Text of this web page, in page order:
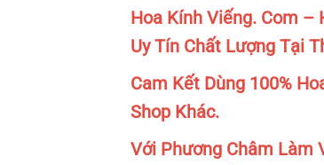
Hoa Kính Viếng. Com –
Uy Tín Chất Lượng Tại
Cam Kết Dùng 100%
Shop Khác.
Với Phương Châm Làm